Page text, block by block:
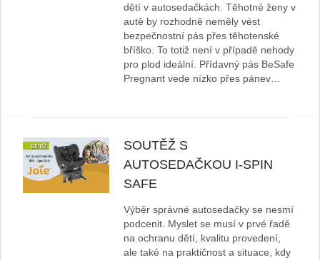
dětí v autosedačkách. Těhotné ženy v
autě by rozhodně neměly vést
bezpečnostní pás přes těhotenské
bříško. To totiž není v případě nehody
pro plod ideální. Přídavný pás BeSafe
Pregnant vede nízko přes pánev…
SOUTĚŽ S
AUTOSEDAČKOU I-SPIN
SAFE
Výběr správné autosedačky se nesmí
podcenit. Myslet se musí v prvé řadě
na ochranu dětí, kvalitu provedení,
ale také na praktičnost a situace, kdy